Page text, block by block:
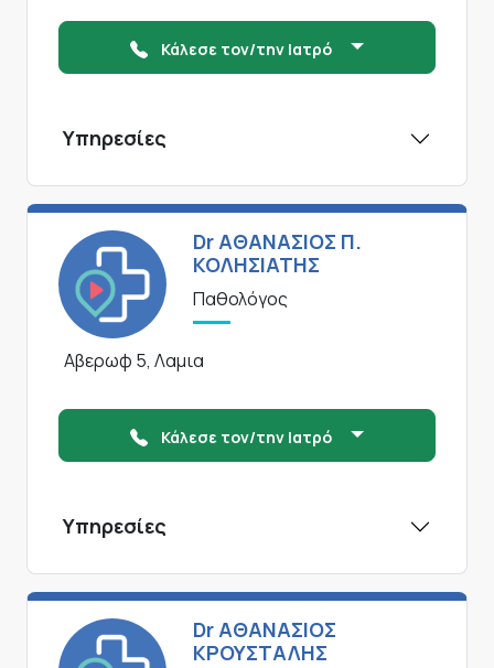
Κάλεσε τον/την Ιατρό
Υπηρεσίες
Dr ΑΘΑΝΑΣΙΟΣ Π.
ΚΟΛΗΣΙΑΤΗΣ
Παθολόγος
Αβερωφ 5, Λαμια
Κάλεσε τον/την Ιατρό
Υπηρεσίες
Dr ΑΘΑΝΑΣΙΟΣ
ΚΡΟΥΣΤΑΛΗΣ